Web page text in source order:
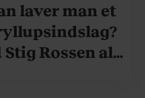
laver man et
Stig Rossen alt